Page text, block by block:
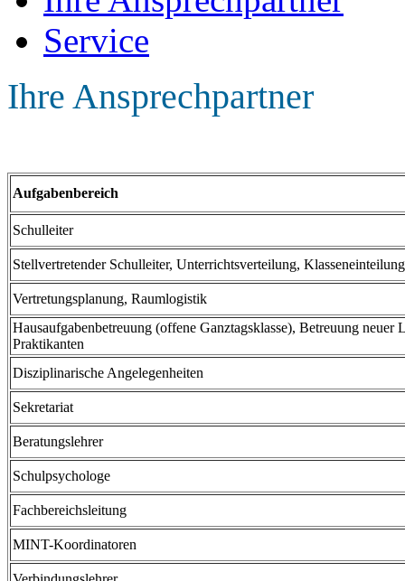
Service
Ihre Ansprechpartner
Aufgabenbereich
Schulleiter
Stellvertretender Schulleiter, Unterrichtsverteilung, Klasseneinteilung
Vertretungsplanung, Raumlogistik
Hausaufgabenbetreuung (offene Ganztagsklasse), Betreuung neuer
Praktikanten
Disziplinarische Angelegenheiten
Sekretariat
Beratungslehrer
Schulpsychologe
Fachbereichsleitung
MINT-Koordinatoren